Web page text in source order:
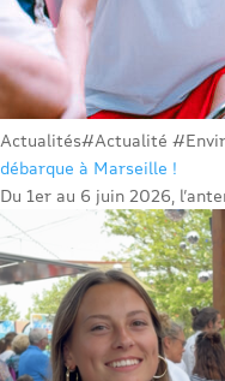
Actualités#Actualité
débarque à Marseille !
Du 1er au 6 juin 2026,